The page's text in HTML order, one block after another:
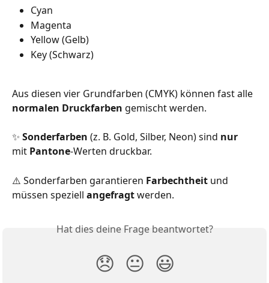
Cyan
Magenta
Yellow (Gelb)
Key (Schwarz)
Aus diesen vier Grundfarben (CMYK) können fast alle
normalen Druckfarben gemischt werden.
✨ Sonderfarben (z. B. Gold, Silber, Neon) sind nur
mit Pantone-Werten druckbar.
⚠️ Sonderfarben garantieren Farbechtheit und
müssen speziell angefragt werden.
Hat dies deine Frage beantwortet?
😞 😐 😃